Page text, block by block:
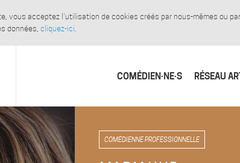
vous acceptez l'utilisation de cookies créés par nous-mêmes ou
données, cliquez-ici.
COMÉDIEN·NE·S RÉSEAU
COMÉDIENNE PROFESSIONNELLE